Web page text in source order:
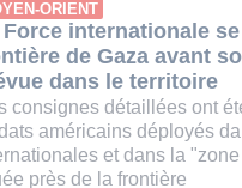
ORIENT
Force internationale
de Gaza avant
dans le territoire
consignes détaillées ont
américains déployés
et dans la
près de la frontière